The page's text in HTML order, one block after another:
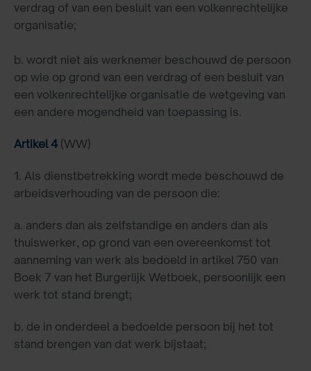
verdrag of van een besluit van een volkenrechtelijke
organisatie;
b. wordt niet als werknemer beschouwd de persoon
op wie op grond van een verdrag of een besluit van
een volkenrechtelijke organisatie de wetgeving van
een andere mogendheid van toepassing is.
Artikel 4(WW)
1. Als dienstbetrekking wordt mede beschouwd de
arbeidsverhouding van de persoon die:
a. anders dan als zelfstandige en anders dan als
thuiswerker, op grond van een overeenkomst tot
aanneming van werk als bedoeld in artikel 750 van
Boek 7 van het Burgerlijk Wetboek, persoonlijk een
werk tot stand brengt;
b. de in onderdeel a bedoelde persoon bij het tot
stand brengen van dat werk bijstaat;